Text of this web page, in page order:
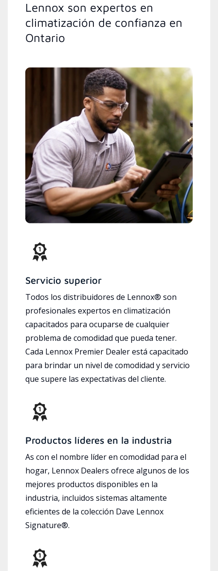
Lennox son expertos en
climatización de confianza en
Ontario
Servicio superior
Todos los distribuidores de Lennox® son
profesionales expertos en climatización
capacitados para ocuparse de cualquier
problema de comodidad que pueda tener.
Cada Lennox Premier Dealer está capacitado
para brindar un nivel de comodidad y servicio
que supere las expectativas del cliente.
Productos líderes en la industria
As con el nombre líder en comodidad para el
hogar, Lennox Dealers ofrece algunos de los
mejores productos disponibles en la
industria, incluidos sistemas altamente
eficientes de la colección Dave Lennox
Signature®.